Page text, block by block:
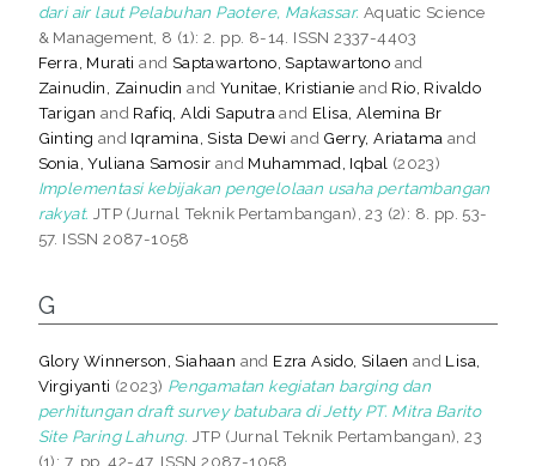
dari air laut Pelabuhan Paotere, Makassar. Aquatic Science
& Management, 8 (1): 2. pp. 8-14. ISSN 2337-4403
Ferra, Murati and Saptawartono, Saptawartono and
Zainudin, Zainudin and Yunitae, Kristianie and Rio, Rivaldo
Tarigan and Rafiq, Aldi Saputra and Elisa, Alemina Br
Ginting and Iqramina, Sista Dewi and Gerry, Ariatama and
Sonia, Yuliana Samosir and Muhammad, Iqbal (2023)
Implementasi kebijakan pengelolaan usaha pertambangan
rakyat. JTP (Jurnal Teknik Pertambangan), 23 (2): 8. pp. 53-
57. ISSN 2087-1058
G
Glory Winnerson, Siahaan and Ezra Asido, Silaen and Lisa,
Virgiyanti (2023) Pengamatan kegiatan barging dan
perhitungan draft survey batubara di Jetty PT. Mitra Barito
Site Paring Lahung. JTP (Jurnal Teknik Pertambangan), 23
(1): 7. pp. 42-47. ISSN 2087-1058